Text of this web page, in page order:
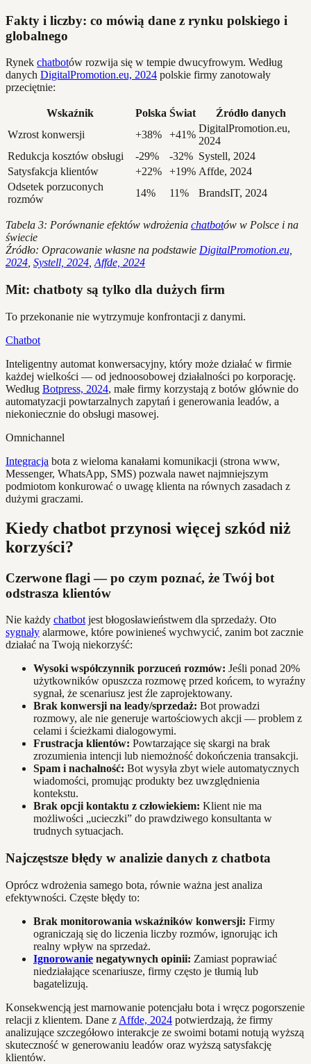
Fakty i liczby: co mówią dane z rynku polskiego i
globalnego
Rynek chatbotów rozwija się w tempie dwucyfrowym. Według
danych DigitalPromotion.eu, 2024 polskie firmy zanotowały
przeciętnie:
Wskaźnik Polska Świat
Źródło danych
Wzrost konwersji
+38% +41%
DigitalPromotion.eu,
2024
Redukcja kosztów obsługi
-29% -32% Systell, 2024
Satysfakcja klientów
+22% +19% Affde, 2024
Odsetek porzuconych
rozmów
14% 11% BrandsIT, 2024
Tabela 3: Porównanie efektów wdrożenia chatbotów w Polsce i na
świecie
Źródło: Opracowanie własne na podstawie DigitalPromotion.eu,
2024, Systell, 2024,Affde, 2024
Mit: chatboty są tylko dla dużych firm
To przekonanie nie wytrzymuje konfrontacji z danymi.
Chatbot
Inteligentny automat konwersacyjny, który może działać w firmie
każdej wielkości — od jednoosobowej działalności po korporację.
Według Botpress, 2024, małe firmy korzystają z botów głównie do
automatyzacji powtarzalnych zapytań i generowania leadów, a
niekoniecznie do obsługi masowej.
Omnichannel
Integracja bota z wieloma kanałami komunikacji (strona www,
Messenger, WhatsApp, SMS) pozwala nawet najmniejszym
podmiotom konkurować o uwagę klienta na równych zasadach z
dużymi graczami.
Kiedy chatbot przynosi więcej szkód niż
korzyści?
Czerwone flagi — po czym poznać, że Twój bot
odstrasza klientów
Nie każdy chatbotjest błogosławieństwem dla sprzedaży. Oto
sygnały alarmowe, które powinieneś wychwycić, zanim bot zacznie
działać na Twoją niekorzyść:
Wysoki współczynnik porzuceń rozmów: Jeśli ponad 20%
użytkowników opuszcza rozmowę przed końcem, to wyraźny
sygnał, że scenariusz jest źle zaprojektowany.
Brak konwersji na leady/sprzedaż: Bot prowadzi
rozmowy, ale nie generuje wartościowych akcji — problem z
celami i ścieżkami dialogowymi.
Frustracja klientów: Powtarzające się skargi na brak
zrozumienia intencji lub niemożność dokończenia transakcji.
Spam i nachalność: Bot wysyła zbyt wiele automatycznych
wiadomości, promując produkty bez uwzględnienia
kontekstu.
Brak opcji kontaktu z człowiekiem: Klient nie ma
możliwości „ucieczki” do prawdziwego konsultanta w
trudnych sytuacjach.
Najczęstsze błędy w analizie danych z chatbota
Oprócz wdrożenia samego bota, równie ważna jest analiza
efektywności. Częste błędy to:
Brak monitorowania wskaźników konwersji: Firmy
ograniczają się do liczenia liczby rozmów, ignorując ich
realny wpływ na sprzedaż.
Ignorowanie negatywnych opinii: Zamiast poprawiać
niedziałające scenariusze, firmy często je tłumią lub
bagatelizują.
Konsekwencją jest marnowanie potencjału bota i wręcz pogorszenie
relacji z klientem. Dane z Affde, 2024 potwierdzają, że firmy
analizujące szczegółowo interakcje ze swoimi botami notują wyższą
skuteczność w generowaniu leadów oraz wyższą satysfakcję
klientów.